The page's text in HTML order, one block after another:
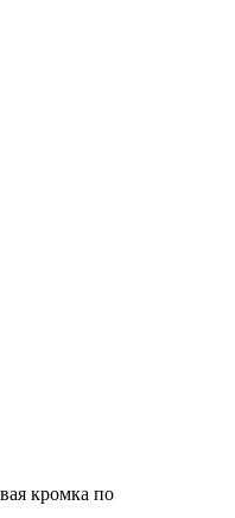
кромка по